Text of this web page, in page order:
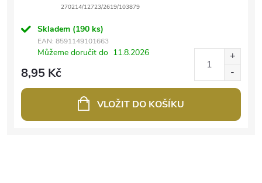
270214/12723/2619/103879
Skladem (190 ks)
EAN: 8591149101663
Můžeme doručit do 11.8.2026
8,95 Kč
VLOŽIT DO KOŠÍKU